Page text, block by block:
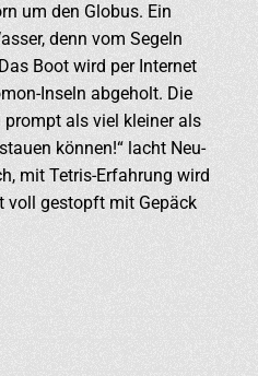
um den Globus. Ein
denn vom Segeln
Boot wird per Internet
Inseln abgeholt. Die
prompt als viel kleiner als
können!“ lacht Neu-
mit Tetris-Erfahrung wird
voll gestopft mit Gepäck